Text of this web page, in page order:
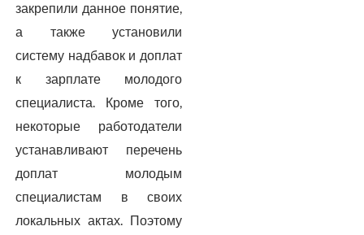
закрепили данное понятие,
а также установили
систему надбавок и доплат
к зарплате молодого
специалиста. Кроме того,
некоторые работодатели
устанавливают перечень
доплат молодым
специалистам в своих
локальных актах. Поэтому